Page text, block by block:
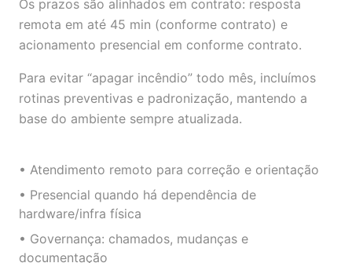
Os prazos são alinhados em contrato: resposta
remota em até 45 min (conforme contrato) e
acionamento presencial em conforme contrato.
Para evitar “apagar incêndio” todo mês, incluímos
rotinas preventivas e padronização, mantendo a
base do ambiente sempre atualizada.
• Atendimento remoto para correção e orientação
• Presencial quando há dependência de
hardware/infra física
• Governança: chamados, mudanças e
documentação